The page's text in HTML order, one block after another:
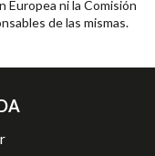
Europea ni la Comisión
de las mismas.